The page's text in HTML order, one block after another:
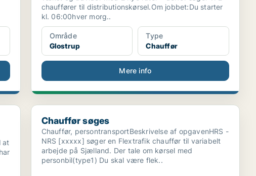
chauffører til distributionskørsel.Om jobbet:Du starter
kl. 06:00hver morg..
Område
Glostrup
Type
Chauffør
Mere info
at
Chauffør søges
Chauffør søges
Chauffør, persontransportBeskrivelse af opgavenHRS -
NRS [xxxxx] søger en Flextrafik chauffør til variabelt
arbejde på Sjælland. Der tale om kørsel med
personbil(type1) Du skal være flek..